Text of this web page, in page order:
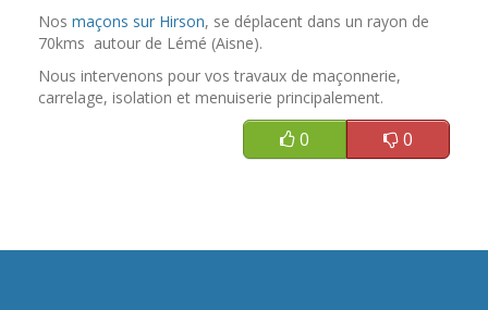
Nos maçons sur Hirson, se déplacent dans un rayon de
70kms autour de Lémé (Aisne).
Nous intervenons pour vos travaux de maçonnerie,
carrelage, isolation et menuiserie principalement.
0 0